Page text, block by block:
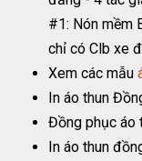
#1: Nón mềm
chỉ có Clb xe
Xem các mẫu
In áo thun
Đồng phục áo
In áo thun